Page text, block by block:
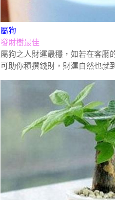
屬狗
發財樹最佳
屬狗之人財運最穩，如若在客廳
可助你積攢錢財，財運自然也就